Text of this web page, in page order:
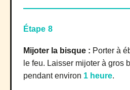
Étape 8
Mijoter la bisque : Porter à
le feu. Laisser mijoter à gros
pendant environ 1 heure.